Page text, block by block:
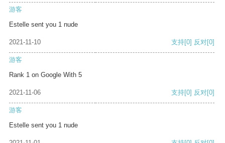
游客
Estelle sent you 1 nude
2021-11-10 支持[0] 反对[0]
游客
Rank 1 on Google With 5
2021-11-06 支持[0] 反对[0]
游客
Estelle sent you 1 nude